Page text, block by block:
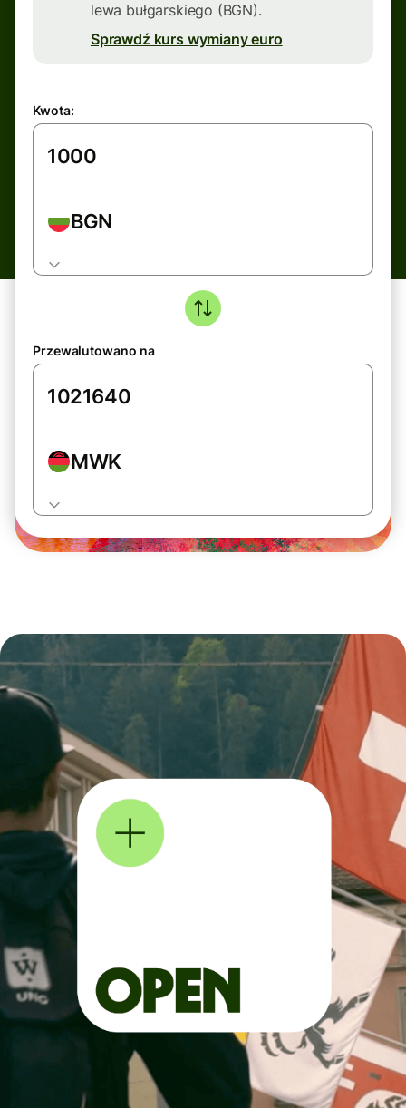
lewa bułgarskiego (BGN).
Sprawdź kurs wymiany euro
Kwota:
BGN
Przewalutowano na
MWK